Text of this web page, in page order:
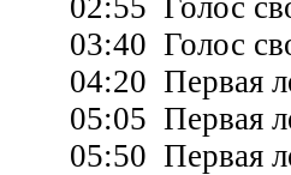
03:40 Голос
04:20 Первая
05:05 Первая
05:50 Первая